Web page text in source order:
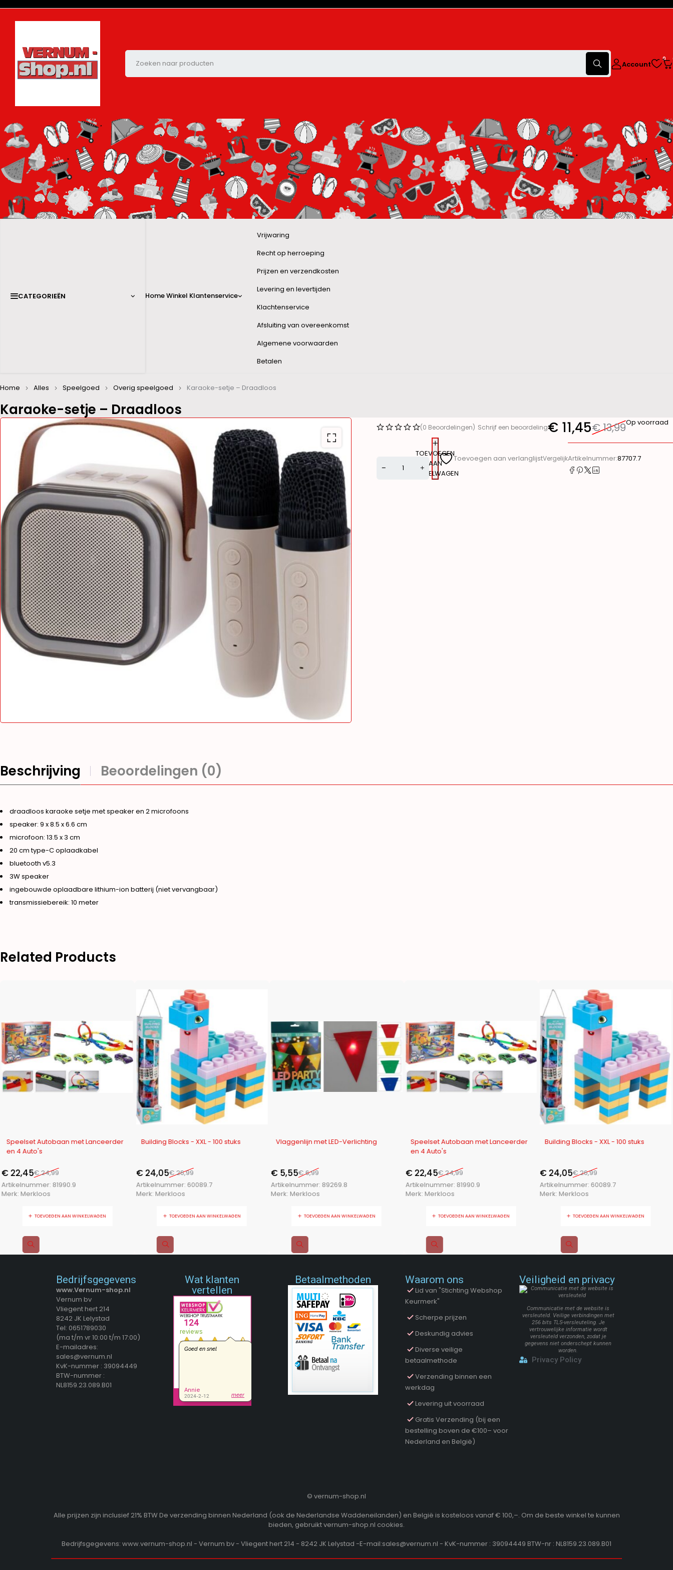
Account
0
CATEGORIEËN HomeWinkel Klantenservice
Vrijwaring
Recht op herroeping
Prijzen en verzendkosten
Levering en levertijden
Klachtenservice
Afsluiting van overeenkomst
Algemene voorwaarden
Betalen
Karaoke-setje – Draadloos
Home Alles Speelgoed Overig speelgoed Karaoke-setje – Draadloos
(0 Beoordelingen) Schrijf een beoordeling €13,99
€ 11,45 Op voorraad
TOEVOEGEN
AAN
WINKELWAGEN
Toevoegen aan verlanglijstVergelijkArtikelnummer:87707.7
Beschrijving Beoordelingen (0)
draadloos karaoke setje met speaker en 2 microfoons
speaker: 9 x 8.5 x 6.6 cm
microfoon: 13.5 x 3 cm
20 cm type-C oplaadkabel
bluetooth v5.3
3W speaker
ingebouwde oplaadbare lithium-ion batterij (niet vervangbaar)
transmissiebereik: 10 meter
Related Products
-10%
Speelset Autobaan met Lanceerder
en 4 Auto's
€24,99
€22,45
Artikelnummer: 81990.9
Merk: Merkloos
TOEVOEGEN AAN WINKELWAGEN
-11%
Building Blocks - XXL - 100 stuks
€26,99
€24,05
Artikelnummer: 60089.7
Merk: Merkloos
TOEVOEGEN AAN WINKELWAGEN
-21%
Vlaggenlijn met LED-Verlichting
€6,99
€5,55
Artikelnummer: 89269.8
Merk: Merkloos
TOEVOEGEN AAN WINKELWAGEN
-10%
Speelset Autobaan met Lanceerder
en 4 Auto's
€24,99
€22,45
Artikelnummer: 81990.9
Merk: Merkloos
TOEVOEGEN AAN WINKELWAGEN
-11%
Building Blocks - XXL - 100 stuks
€26,99
€24,05
Artikelnummer:60089.7
Merk:Merkloos
TOEVOEGEN AAN WINKELWAGEN
Bedrijfsgegevens
www.Vernum-shop.nl
Vernum bv
Vliegent hert 214
8242 JK Lelystad
Tel: 0651789030
(ma t/m vr 10:00 t/m 17:00)
E-mailadres:
sales@vernum.nl
KvK-nummer : 39094449
BTW-nummer :
NL8159.23.089.B01
Wat klanten
vertellen
Betaalmethoden Waarom ons
Lid van "Stichting Webshop
Keurmerk"
Scherpe prijzen
Deskundig advies
Diverse veilige
betaalmethode
Verzending binnen een
werkdag
Levering uit voorraad
Gratis Verzending (bij een
bestelling boven de €100– voor
Nederland en België)
Veiligheid en privacy
Communicatie met de website is
versleuteld. Veilige verbindingen met
256 bits TLS-versleuteling. Je
vertrouwelijke informatie wordt
versleuteld verzonden, zodat je
gegevens niet onderschept kunnen
worden.
Privacy Policy
© vernum-shop.nl
Alle prijzen zijn inclusief 21% BTW De verzending binnen Nederland (ook de Nederlandse Waddeneilanden) en België is kosteloos vanaf € 100,–. Om de beste winkel te kunnen
bieden, gebruikt vernum-shop.nl cookies.
Bedrijfsgegevens: www.vernum-shop.nl - Vernum bv - Vliegent hert 214 - 8242 JK Lelystad -E-mail:sales@vernum.nl - KvK-nummer : 39094449 BTW-nr : NL8159.23.089.B01